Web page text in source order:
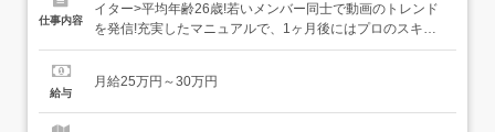
仕事内容
イター>平均年齢26歳!若いメンバー同士で動画のトレンド
を発信!充実したマニュアルで、1ヶ月後にはプロのスキル
を身に付けられます。在宅勤務の導入実績も多く、自由で
テップまずは動画の編集技術を学び、徐々に企画にも関わ
給与
月給25万円～30万円